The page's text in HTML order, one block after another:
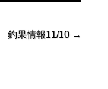
釣果情報11/10→